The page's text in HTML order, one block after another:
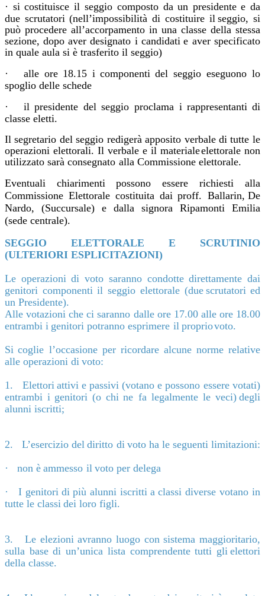
· si costituisce il seggio composto da un presidente e da
due scrutatori (nell’impossibilità di costituire il seggio, si
può procedere all’accorpamento in una classe della stessa
sezione, dopo aver designato i candidati e aver specificato
in quale aula si è trasferito il seggio)
·
alle ore 18.15 i componenti del seggio eseguono lo
spoglio delle schede
·
il presidente del seggio proclama i rappresentanti di
classe eletti.
Il segretario del seggio redigerà apposito verbale di tutte le
operazioni elettorali. Il verbale e il materialeelettorale non
utilizzato sarà consegnato alla Commissione elettorale.
Eventuali chiarimenti possono essere richiesti
alla
Commissione Elettorale costituita dai proff. Ballarin, De
Nardo,
(Succursale) e dalla signora Ripamonti Emilia
(sede centrale).
SEGGIO
ELETTORALE E
SCRUTINIO
(ULTERIORI ESPLICITAZIONI)
Le operazioni di voto saranno condotte direttamente dai
genitori componenti il seggio elettorale (due scrutatori ed
un Presidente).
Alle votazioni che ci saranno dalle ore 17.00 alle ore 18.00
entrambi i genitori potranno esprimere il propriovoto.
Si coglie l’occasione per ricordare alcune norme relative
alle operazioni di voto:
1.
Elettori attivi e passivi (votano e possono essere votati)
entrambi i genitori (o chi ne fa legalmente le veci) degli
alunni iscritti;
2. L’esercizio del diritto di voto ha le seguenti limitazioni:
·
non è ammesso il voto per delega
·
I genitori di più alunni iscritti a classi diverse votano in
tutte le classi dei loro figli.
3.
Le elezioni avranno luogo con sistema maggioritario,
sulla base di un’unica lista comprendente tutti gli elettori
della classe.